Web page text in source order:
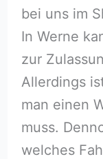
bei uns im
In Werne
zur
Allerdings
man einen
muss.
welches